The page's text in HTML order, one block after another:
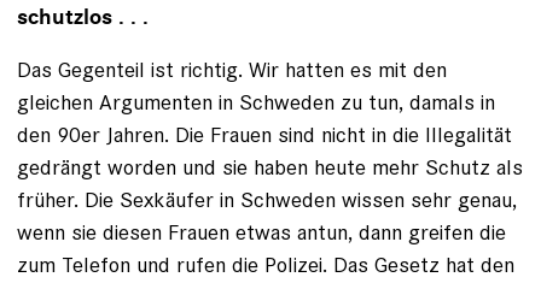
schutzlos . . .
Das Gegenteil ist richtig. Wir hatten es mit den
gleichen Argumenten in Schweden zu tun, damals in
den 90er Jahren. Die Frauen sind nicht in die Illegalität
gedrängt worden und sie haben heute mehr Schutz als
früher. Die Sexkäufer in Schweden wissen sehr genau,
wenn sie diesen Frauen etwas antun, dann greifen die
zum Telefon und rufen die Polizei. Das Gesetz hat den